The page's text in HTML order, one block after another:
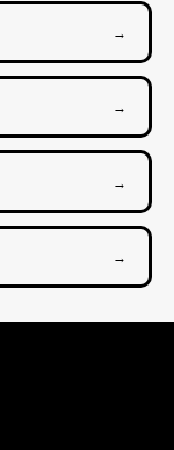
→
→
→
→